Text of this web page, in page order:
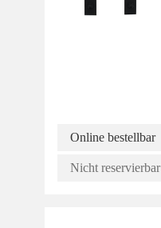
Online bestellbar
Nicht reservierbar